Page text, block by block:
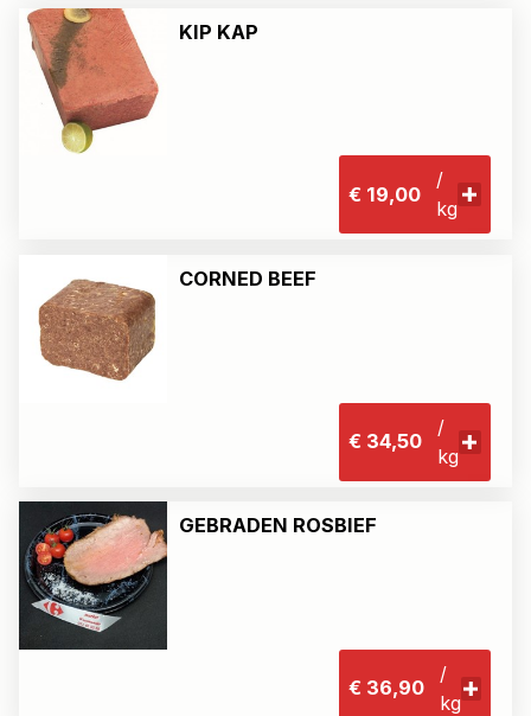
KIP KAP
€ 19,00
/
kg
CORNED BEEF
€ 34,50
/
kg
GEBRADEN ROSBIEF
€ 36,90
/
kg